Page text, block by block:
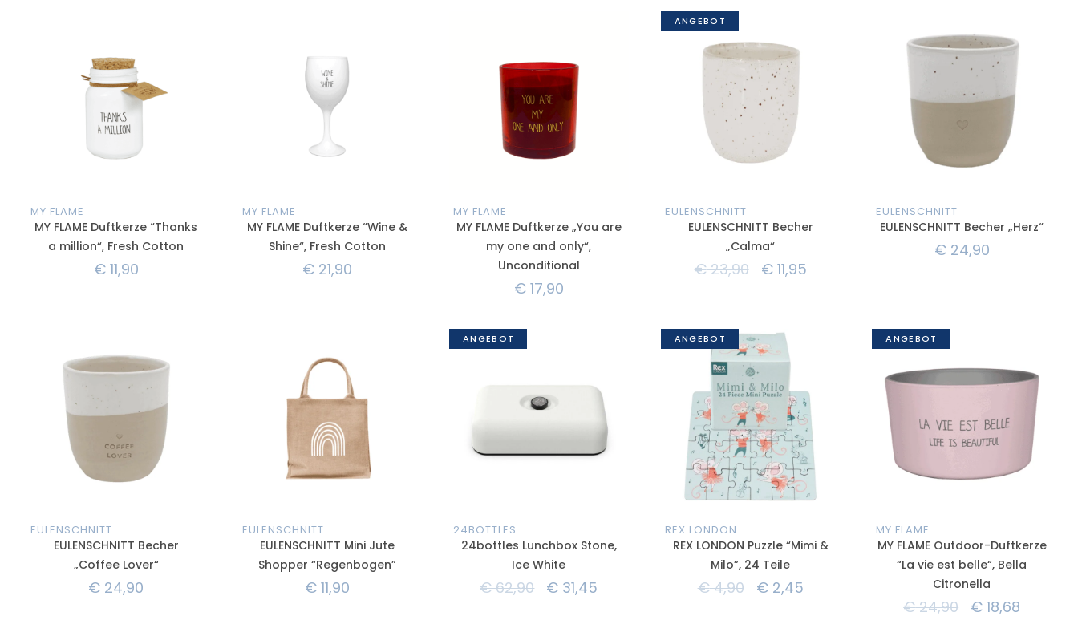
MY FLAME
MY FLAME Duftkerze “Thanks
a million“, Fresh Cotton
€11,90
MY FLAME
MY FLAME Duftkerze “Wine &
Shine“, Fresh Cotton
€ 21,90
MY FLAME
MY FLAME Duftkerze „You are
my one and only“,
Unconditional
€17,90
ANGEBOT
EULENSCHNITT
EULENSCHNITT Becher
„Calma“
€23,90 €11,95
EULENSCHNITT
EULENSCHNITT Becher „Herz“
€24,90
EULENSCHNITT
EULENSCHNITT Becher
„Coffee Lover“
€ 24,90
EULENSCHNITT
EULENSCHNITT Mini Jute
Shopper “Regenbogen”
€ 11,90
ANGEBOT
24BOTTLES
24bottles Lunchbox Stone,
Ice White
€62,90 € 31,45
ANGEBOT
REX LONDON
REX LONDON Puzzle “Mimi &
Milo”, 24 Teile
€4,90 €2,45
ANGEBOT
MY FLAME
MY FLAME Outdoor-Duftkerze
“La vie est belle“, Bella
Citronella
€24,90 € 18,68